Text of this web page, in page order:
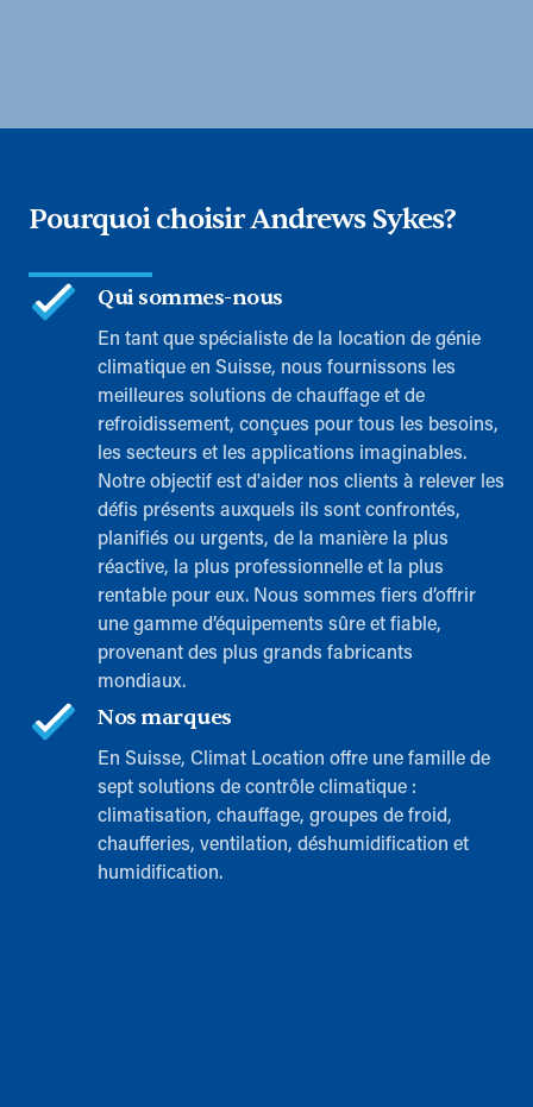
Pourquoi choisir Andrews Sykes?
Qui sommes-nous
En tant que spécialiste de la location de génie
climatique en Suisse, nous fournissons les
meilleures solutions de chauffage et de
refroidissement, conçues pour tous les besoins,
les secteurs et les applications imaginables.
Notre objectif est d'aider nos clients à relever les
défis présents auxquels ils sont confrontés,
planifiés ou urgents, de la manière la plus
réactive, la plus professionnelle et la plus
rentable pour eux. Nous sommes fiers d’offrir
une gamme d’équipements sûre et fiable,
provenant des plus grands fabricants
mondiaux.
Nos marques
En Suisse, Climat Location offre une famille de
sept solutions de contrôle climatique :
climatisation, chauffage, groupes de froid,
chaufferies, ventilation, déshumidification et
humidification.